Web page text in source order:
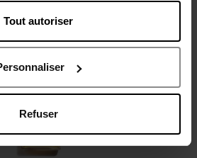
Tout autoriser
Refuser
iets vergeten ?